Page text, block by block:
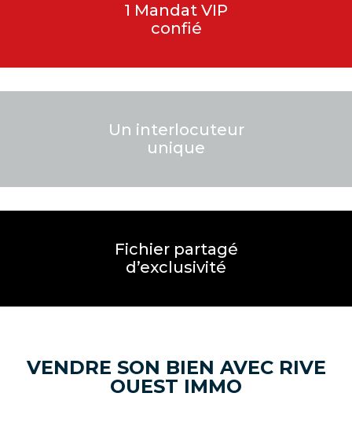
1 Mandat VIP
confié
Un interlocuteur
unique
Fichier partagé
d’exclusivité
VENDRE SON BIEN AVEC RIVE
OUEST IMMO